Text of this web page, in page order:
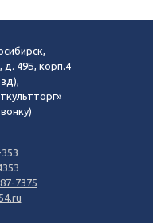
д. 49Б, корп.4
7375